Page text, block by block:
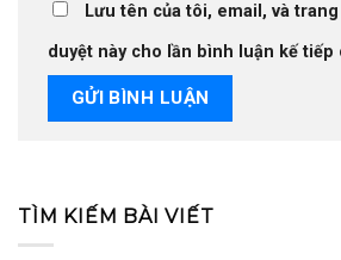
Lưu tên của tôi, email, và
duyệt này cho lần bình luận kế tiếp
TÌM KIẾM BÀI VIẾT